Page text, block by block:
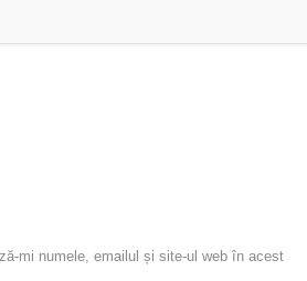
mi numele, emailul și site-ul web în acest